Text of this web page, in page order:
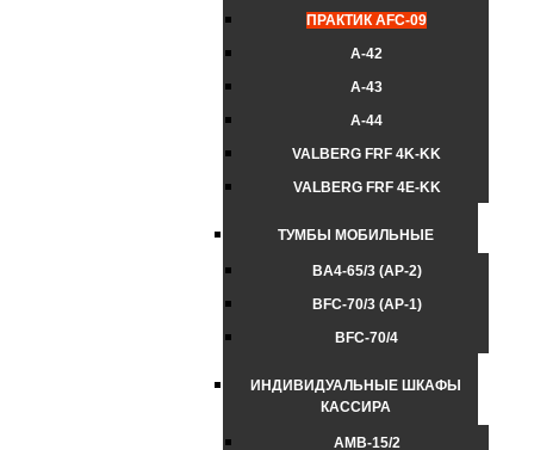
ПРАКТИК AFC-09
А-42
А-43
А-44
VALBERG FRF 4K-KK
VALBERG FRF 4E-KK
ТУМБЫ МОБИЛЬНЫЕ
BA4-65/3 (АР-2)
BFC-70/3 (АР-1)
BFC-70/4
ИНДИВИДУАЛЬНЫЕ ШКАФЫ
КАССИРА
AMB-15/2